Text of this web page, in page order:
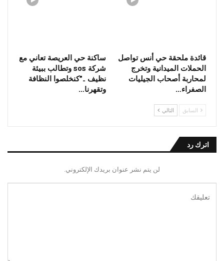
قائدة ملحقة حي أنس تواصل
الحملات الميدانية وتخرج
لمحاربة أصحاب الجيليات
الصفراء…
ساكنة حي العريصة تعاني مع
شركة sos وتطالب ببيئة
نظيف ..”كنخلصوا النظافة
وتقهرنا…
السابق التالي
اترك رد
لن يتم نشر عنوان بريدك الإلكتروني.